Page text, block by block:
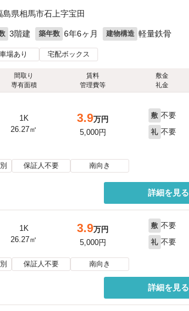
島県相馬市石上字宝田
3階建 築年数 6年6ヶ月 建物構造 軽量鉄骨
場あり 宅配ボックス
間取り
専有面積
賃料
管理費等
敷金
礼金
1K
26.27㎡
3.9万円
5,000円
敷 不要
礼 不要
保証人不要 南向き
詳細を見る
1K
26.27㎡
3.9万円
5,000円
敷 不要
礼 不要
保証人不要 南向き
詳細を見る